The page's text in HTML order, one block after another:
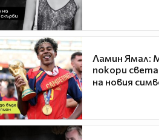
Ламин Ямал:
покори
на новия